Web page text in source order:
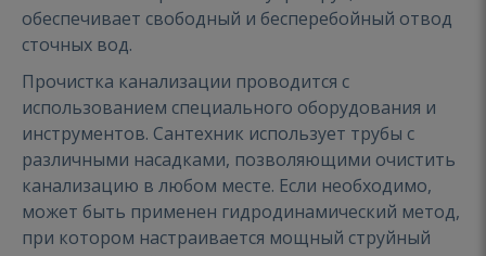
обеспечивает свободный и бесперебойный отвод
сточных вод.
Прочистка канализации проводится с
использованием специального оборудования и
инструментов. Сантехник использует трубы с
различными насадками, позволяющими очистить
канализацию в любом месте. Если необходимо,
может быть применен гидродинамический метод,
при котором настраивается мощный струйный